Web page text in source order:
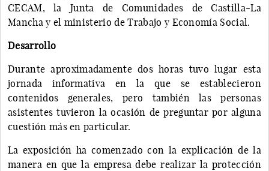
CECAM, la Junta de Comunidades de Castilla-La
Mancha y el ministerio de Trabajo y Economía Social.
Desarrollo
Durante aproximadamente dos horas tuvo lugar esta
jornada informativa en la que se establecieron
contenidos generales, pero también las personas
asistentes tuvieron la ocasión de preguntar por alguna
cuestión más en particular.
La exposición ha comenzado con la explicación de la
manera en que la empresa debe realizar la protección